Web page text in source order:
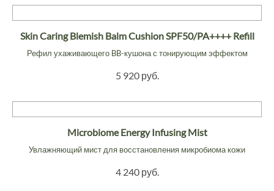
Skin Caring Blemish Balm Cushion SPF50/PA++++ Refill
Рефил ухаживающего BB-кушона с тонирующим эффектом
5 920 руб.
Microbiome Energy Infusing Mist
Увлажняющий мист для восстановления микробиома кожи
4 240 руб.